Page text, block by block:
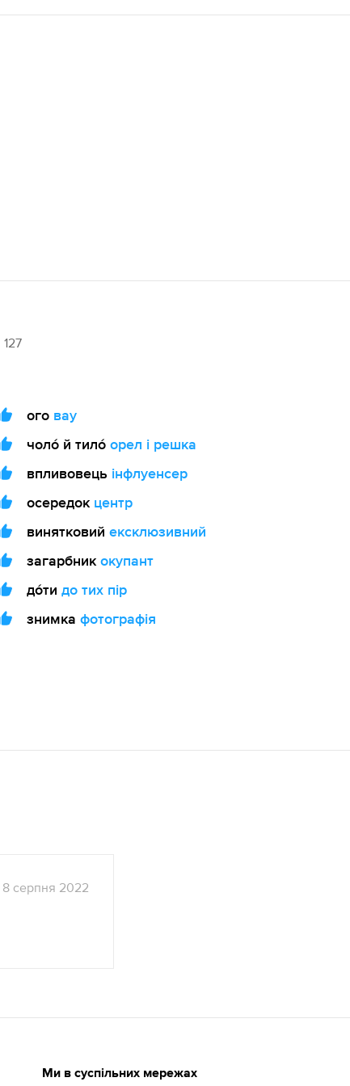
127
ого вау
чоло́ й тило́ орел і решка
впливовець інфлуенсер
осередок центр
винятковий ексклюзивний
загарбник окупант
до́ти до тих пір
знимка фотографія
8 серпня 2022
Ми в суспільних мережах